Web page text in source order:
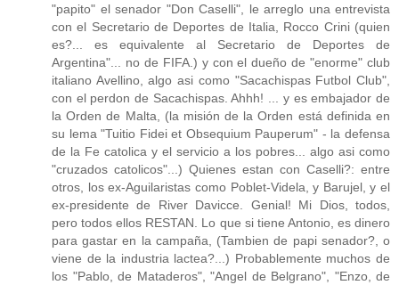
"papito" el senador "Don Caselli", le arreglo una entrevista
con el Secretario de Deportes de Italia, Rocco Crini (quien
es?... es equivalente al Secretario de Deportes de
Argentina"... no de FIFA.) y con el dueño de "enorme" club
italiano Avellino, algo asi como "Sacachispas Futbol Club",
con el perdon de Sacachispas. Ahhh! ... y es embajador de
la Orden de Malta, (la misión de la Orden está definida en
su lema "Tuitio Fidei et Obsequium Pauperum" - la defensa
de la Fe catolica y el servicio a los pobres... algo asi como
"cruzados catolicos"...) Quienes estan con Caselli?: entre
otros, los ex-Aguilaristas como Poblet-Videla, y Barujel, y el
ex-presidente de River Davicce. Genial! Mi Dios, todos,
pero todos ellos RESTAN. Lo que si tiene Antonio, es dinero
para gastar en la campaña, (Tambien de papi senador?, o
viene de la industria lactea?...) Probablemente muchos de
los "Pablo, de Mataderos", "Angel de Belgrano", "Enzo, de